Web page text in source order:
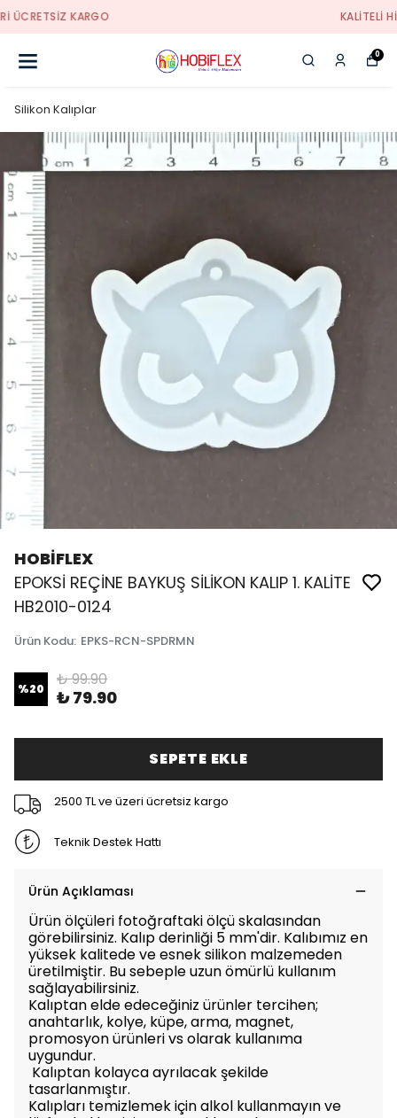
0
Silikon Kalıplar
HOBİFLEX
EPOKSİ REÇİNE BAYKUŞ SİLİKON KALIP 1. KALİTE
HB2010-0124
Ürün Kodu: EPKS-RCN-SPDRMN
%20 ₺ 99.90
₺ 79.90
SEPETE EKLE
2500 TL ve üzeri ücretsiz kargo
Teknik Destek Hattı
Ürün Açıklaması
Ürün ölçüleri fotoğraftaki ölçü skalasından
görebilirsiniz. Kalıp derinliği 5 mm'dir. Kalıbımız en
yüksek kalitede ve esnek silikon malzemeden
üretilmiştir. Bu sebeple uzun ömürlü kullanım
sağlayabilirsiniz.
Kalıptan elde edeceğiniz ürünler tercihen;
anahtarlık, kolye, küpe, arma, magnet,
promosyon ürünleri vs olarak kullanıma
uygundur.
Kalıptan kolayca ayrılacak şekilde
tasarlanmıştır.
Kalıpları temizlemek için alkol kullanmayın ve